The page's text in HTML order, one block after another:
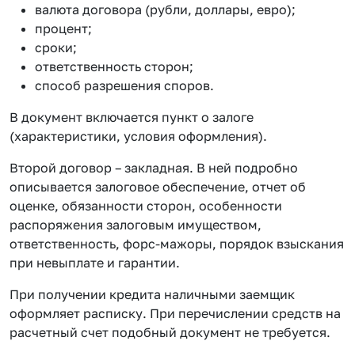
валюта договора (рубли, доллары, евро);
процент;
сроки;
ответственность сторон;
способ разрешения споров.
В документ включается пункт о залоге
(характеристики, условия оформления).
Второй договор – закладная. В ней подробно
описывается залоговое обеспечение, отчет об
оценке, обязанности сторон, особенности
распоряжения залоговым имуществом,
ответственность, форс-мажоры, порядок взыскания
при невыплате и гарантии.
При получении кредита наличными заемщик
оформляет расписку. При перечислении средств на
расчетный счет подобный документ не требуется.